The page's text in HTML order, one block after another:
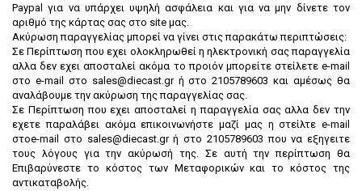
Paypal για να υπάρχει υψηλή ασφάλεια και για να μην δίνετε τον
αριθμό της κάρτας σας στο site μας.
Ακύρωση παραγγελίας μπορεί να γίνει στις παρακάτω περιπτώσεις:
Σε Περίπτωση που εχει ολοκληρωθεί η ηλεκτρονική σας παραγγελία
αλλα δεν εχει αποσταλεί ακόμα το προιόν μπορείτε στείλετε e-mail
στο e-mail στο sales@diecast.gr ή στο 2105789603 και αμέσως θα
αναλάβουμε την ακύρωση της παραγγελίας σας.
Σε Περίπτωση που εχει αποσταλεί η παραγγελία σας αλλα δεν την
εχετε παραλάβει ακόμα επικοινωνήστε μαζί μας η στείλτε e-mail
στοe-mail στο sales@diecast.gr ή στο 2105789603 που να εξηγειτε
τους λόγους για την ακύρωσή της. Σε αυτή την περίπτωση θα
Επιβαρύνεστε το κόστος των Μεταφορικών και το κόστος της
αντικαταβολής.